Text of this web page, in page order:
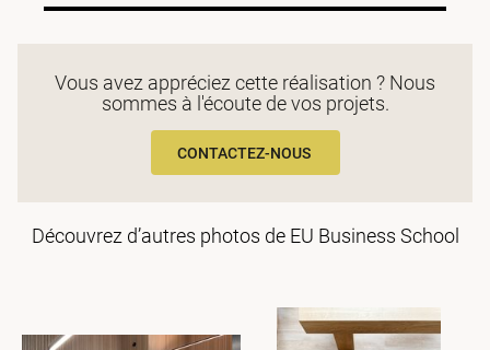
Vous avez appréciez cette réalisation ? Nous
sommes à l'écoute de vos projets.
CONTACTEZ-NOUS
Découvrez d’autres photos de EU Business School